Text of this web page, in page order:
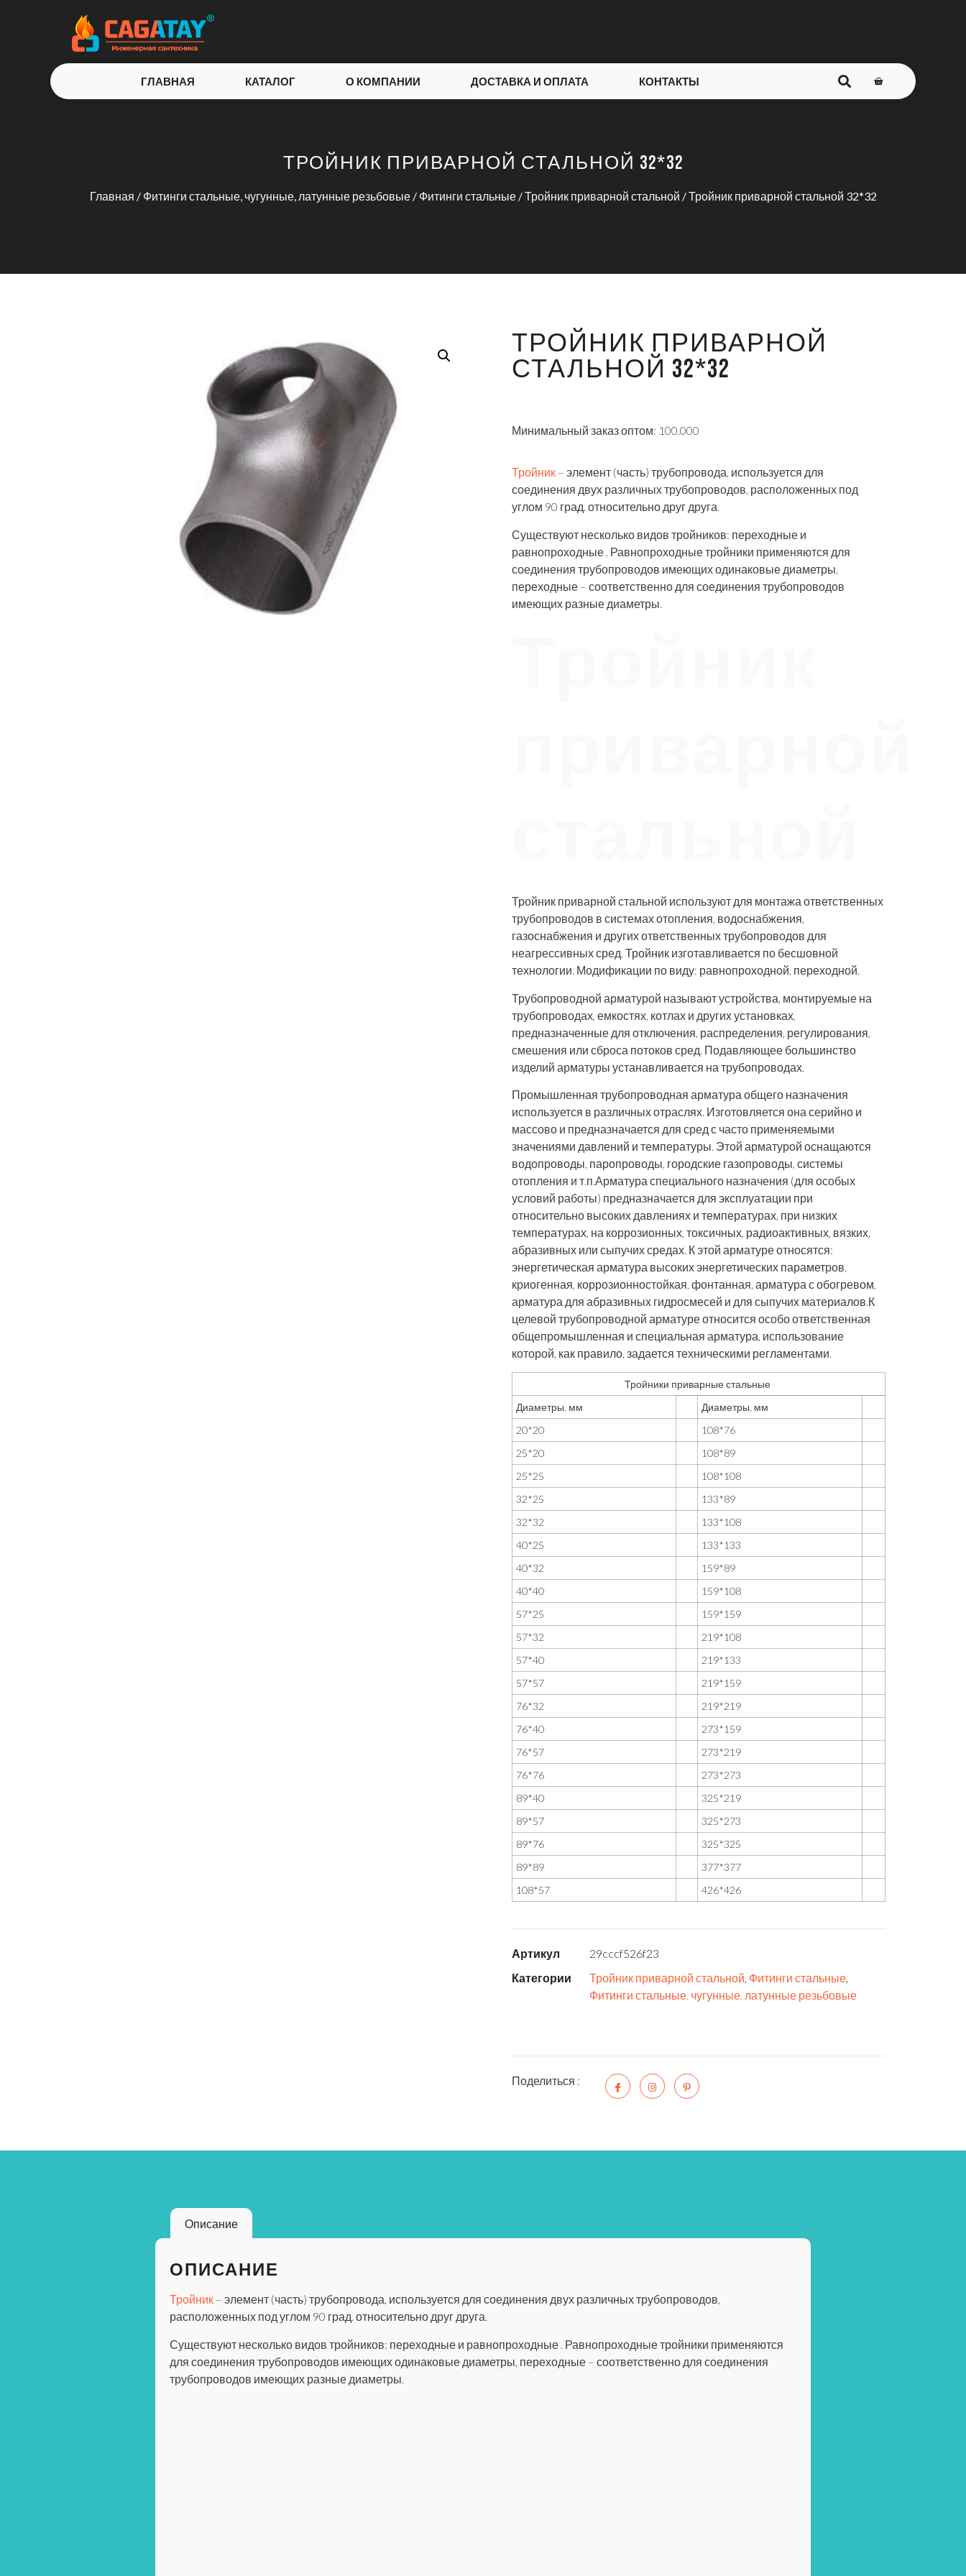
ГЛАВНАЯ КАТАЛОГ О КОМПАНИИ ДОСТАВКА И ОПЛАТА КОНТАКТЫ
ТРОЙНИК ПРИВАРНОЙ СТАЛЬНОЙ 32*32
Главная / Фитинги стальные, чугунные, латунные резьбовые/ Фитинги стальные/Тройник приварной стальной / Тройник приварной стальной 32*32
ТРОЙНИК ПРИВАРНОЙ
СТАЛЬНОЙ 32*32
Минимальный заказ оптом: 100.000
Тройник – элемент (часть) трубопровода, используется для
соединения двух различных трубопроводов, расположенных под
углом 90 град. относительно друг друга.
Существуют несколько видов тройников: переходные и
равнопроходные . Равнопроходные тройники применяются для
соединения трубопроводов имеющих одинаковые диаметры,
переходные – соответственно для соединения трубопроводов
имеющих разные диаметры.
Тройник приварной стальной используют для монтажа ответственных
трубопроводов в системах отопления, водоснабжения,
газоснабжения и других ответственных трубопроводов для
неагрессивных сред. Тройник изготавливается по бесшовной
технологии. Модификации по виду: равнопроходной, переходной.
Трубопроводной арматурой называют устройства, монтируемые на
трубопроводах, емкостях, котлах и других установках,
предназначенные для отключения, распределения, регулирования,
смешения или сброса потоков сред. Подавляющее большинство
изделий арматуры устанавливается на трубопроводах.
Промышленная трубопроводная арматура общего назначения
используется в различных отраслях. Изготовляется она серийно и
массово и предназначается для сред с часто применяемыми
значениями давлений и температуры. Этой арматурой оснащаются
водопроводы, паропроводы, городские газопроводы, системы
отопления и т.п.Арматура специального назначения (для особых
условий работы) предназначается для эксплуатации при
относительно высоких давлениях и температурах, при низких
температурах, на коррозионных, токсичных, радиоактивных, вязких,
абразивных или сыпучих средах. К этой арматуре относятся:
энергетическая арматура высоких энергетических параметров,
криогенная, коррозионностойкая, фонтанная, арматура с обогревом,
арматура для абразивных гидросмесей и для сыпучих материалов.К
целевой трубопроводной арматуре относится особо ответственная
общепромышленная и специальная арматура, использование
которой, как правило, задается техническими регламентами.
Тройники приварные стальные
Диаметры, мм
Диаметры, мм
20*20
108*76
25*20
108*89
25*25
108*108
32*25
133*89
32*32
133*108
40*25
133*133
40*32
159*89
40*40
159*108
57*25
159*159
57*32
219*108
57*40
219*133
57*57
219*159
76*32
219*219
76*40
273*159
76*57
273*219
76*76
273*273
89*40
325*219
89*57
325*273
89*76
325*325
89*89
377*377
108*57
426*426
Артикул
29cccf526f23
Категории
Тройник приварной стальной, Фитинги стальные,
Фитинги стальные, чугунные, латунные резьбовые
Поделиться :
Описание
ОПИСАНИЕ
Тройник – элемент (часть) трубопровода, используется для соединения двух различных трубопроводов,
расположенных под углом 90 град. относительно друг друга.
Существуют несколько видов тройников: переходные и равнопроходные . Равнопроходные тройники применяются
для соединения трубопроводов имеющих одинаковые диаметры, переходные – соответственно для соединения
трубопроводов имеющих разные диаметры.